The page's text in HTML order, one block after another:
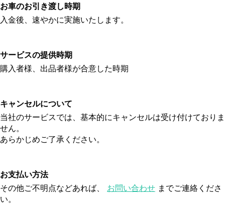
お車のお引き渡し時期
入金後、速やかに実施いたします。
サービスの提供時期
購入者様、出品者様が合意した時期
キャンセルについて
当社のサービスでは、基本的にキャンセルは受け付けておりま
せん。
あらかじめご了承ください。
お支払い方法
その他ご不明点などあれば、 お問い合わせ までご連絡くださ
い。